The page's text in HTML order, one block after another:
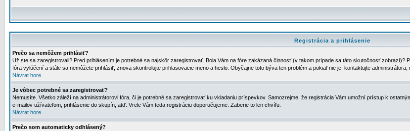
Registrácia a prihlásenie
Prečo sa nemôžem prihlásiť?
Už ste sa zaregistrovali? Pred prihlásením je potrebné sa najskôr zaregistrovať. Bola Vám na fóre zakázaná činnosť (v takom prípade sa táto skutočnosť zobrazí)?
fóra vylúčení a stále sa nemôžete prihlásiť, znova skontrolujte prihlasovacie meno a heslo. Obyčajne toto býva ten problém a pokiaľ nie je, kontaktujte administrátora,
Návrat hore
Je vôbec potrebné sa zaregistrovať?
Nemusíte. Všetko záleží na administrátorovi fóra, či je potrebné sa zaregistrovať ku vkladaniu príspevkov. Samozrejme, že registrácia Vám umožní prístup k
e-mailov užívateľom, prihlásenie do skupín, atď. Vrele Vám teda registráciu doporučujeme. Zaberie to len chvíľu.
Návrat hore
Prečo som automaticky odhlásený?